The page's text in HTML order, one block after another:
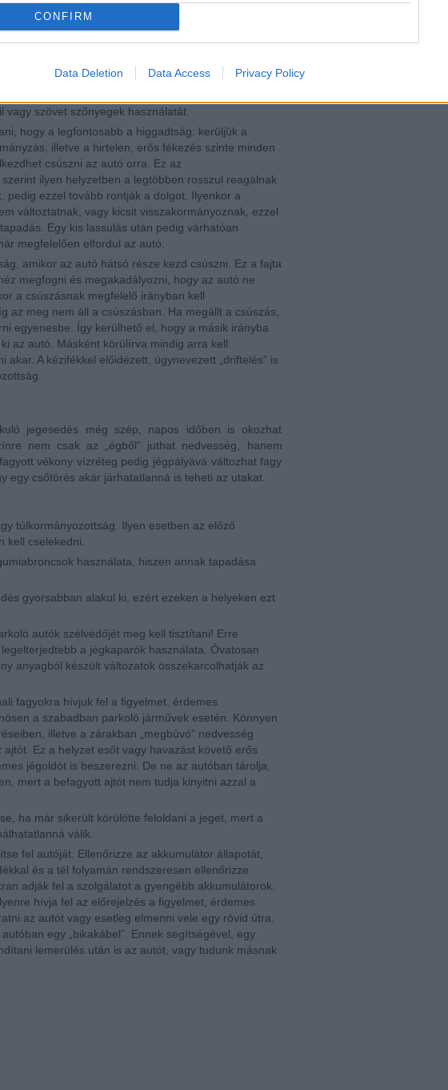
CONFIRM
Data Deletion Data Access Privacy Policy
jól jön a hólánc, ezért érdemes betenni a
havazásban hóláncot feltenni, az tudja, hogy egy
mellé.
még egy lapát, egy kisebb seprű és egy jó meleg
ami szinte minden autóban alapfelszereltség, de
szövet szőnyegek használatát.
hogy a legfontosabb a higgadtság: kerüljük a
illetve a hirtelen, erős fékezés szinte minden
csúszni az autó orra. Ez az
ilyen helyzetben a legtöbben rosszul reagálnak
pedig ezzel tovább rontják a dolgot. Ilyenkor a
változtatnak, vagy kicsit visszakormányoznak, ezzel
Egy kis lassulás után pedig várhatóan
megfelelően elfordul az autó.
amikor az autó hátsó része kezd csúszni. Ez a fajta
megfogni és megakadályozni, hogy az autó ne
a csúszásnak megfelelő irányban kell
az meg nem áll a csúszásban. Ha megállt a csúszás,
egyenesbe. Így kerülhető el, hogy a másik irányba
az autó. Másként körülírva mindig arra kell
A kézifékkel előidézett, úgynevezett „driftelés” is
jegesedés még szép, napos időben is okozhat
nem csak az „égből” juthat nedvesség, hanem
vékony vízréteg pedig jégpályává változhat fagy
egy csőtörés akár járhatatlanná is teheti az utakat.
túlkormányozottság. Ilyen esetben az előző
kell cselekedni.
használata, hiszen annak tapadása
gyorsabban alakul ki, ezért ezeken a helyeken ezt
autók szélvédőjét meg kell tisztítani! Erre
a jégkaparók használata. Óvatosan
anyagból készült változatok összekarcolhatják az
fagyokra hívjuk fel a figyelmet, érdemes
a szabadban parkoló járművek esetén. Könnyen
illetve a zárakban „megbúvó” nedvesség
Ez a helyzet esőt vagy havazást követő erős
jégoldót is beszerezni. De ne az autóban tárolja,
mert a befagyott ajtót nem tudja kinyitni azzal a
ha már sikerült körülötte feloldani a jeget, mert a
válik.
fel autóját. Ellenőrizze az akkumulátor állapotát,
és a tél folyamán rendszeresen ellenőrizze
adják fel a szolgálatot a gyengébb akkumulátorok.
hívja fel az előrejelzés a figyelmet, érdemes
az autót vagy esetleg elmenni vele egy rövid útra.
egy „bikakábel”. Ennek segítségével, egy
lemerülés után is az autót, vagy tudunk másnak